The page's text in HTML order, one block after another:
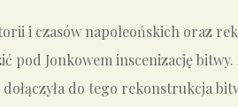
i czasów napoleońskich oraz
pod Jonkowem inscenizację bitwy.
dołączyła do tego rekonstrukcja